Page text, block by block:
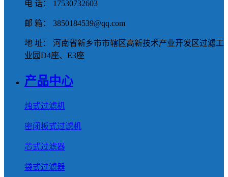
电 话： 17530732603
邮 箱： 3850184539@qq.com
地 址： 河南省新乡市市辖区高新技术产业开发区过滤工
业园D4座、E3座
产品中心
烛式过滤机
密闭板式过滤机
芯式过滤器
袋式过滤器